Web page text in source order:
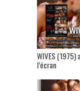
WIVES
l’écran